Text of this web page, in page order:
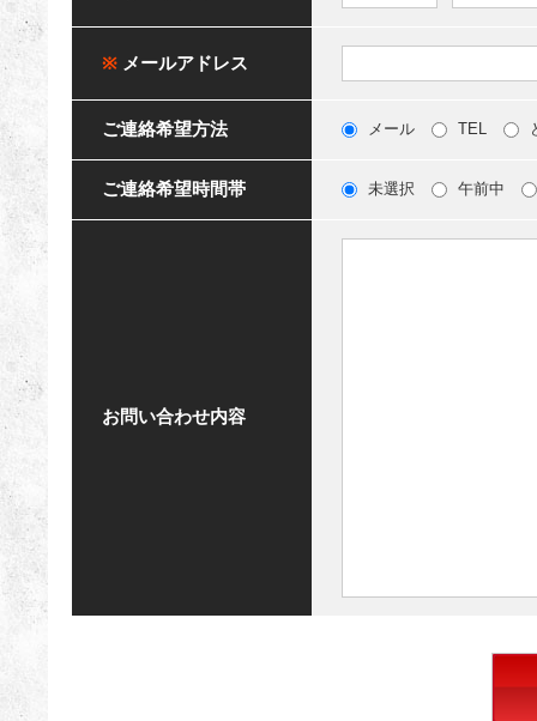
※ メールアドレス
ご連絡希望方法 メール TEL
ご連絡希望時間帯 未選択 午前中
お問い合わせ内容